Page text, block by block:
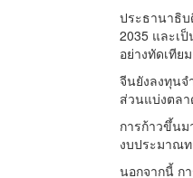
ประธานาธิ
2035 และเ
อย่างทัดเทียม
จีนยังลงทุน
ส่วนแบ่งตล
การก้าวขึ้นม
งบประมาณ
นอกจากนี้ ก